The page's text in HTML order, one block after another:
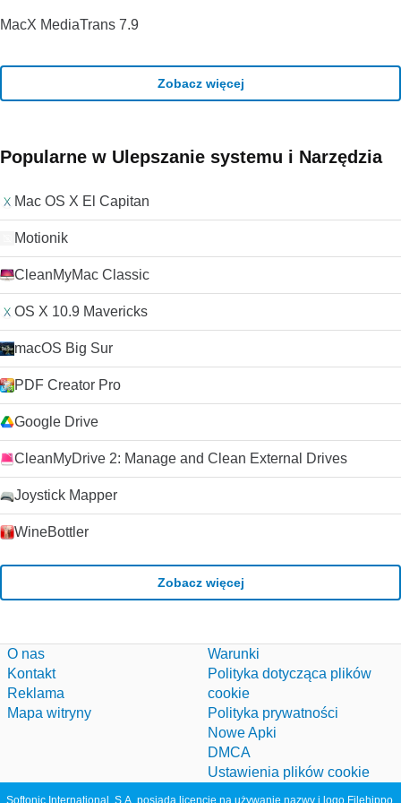
przeglądanie będzie jeszcze bardziej osobiste. Jeśli więc
Windows? Pobierz tutaj Jeśli szukasz czegoś innego,
MacX MediaTrans 7.9
Zobacz więcej
Popularne w Ulepszanie systemu i Narzędzia
Mac OS X El Capitan
Motionik
CleanMyMac Classic
OS X 10.9 Mavericks
macOS Big Sur
PDF Creator Pro
Google Drive
CleanMyDrive 2: Manage and Clean External Drives
Joystick Mapper
WineBottler
Zobacz więcej
O nas
Kontakt
Reklama
Mapa witryny
Warunki
Polityka dotycząca plików
cookie
Polityka prywatności
Nowe Apki
DMCA
Ustawienia plików cookie
Softonic International, S.A. posiada licencję na używanie nazwy i logo Filehippo.